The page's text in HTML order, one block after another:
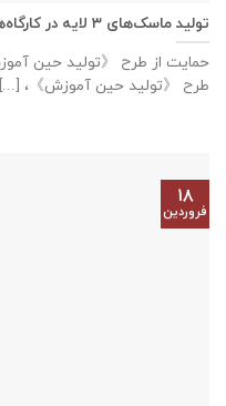
تولید ماسک‌های ۳ لایه در کارگاه‌های طرح تولید حین آموزش
طرح 《تولید حین آموزش》، [...]
۱۸
فروردین